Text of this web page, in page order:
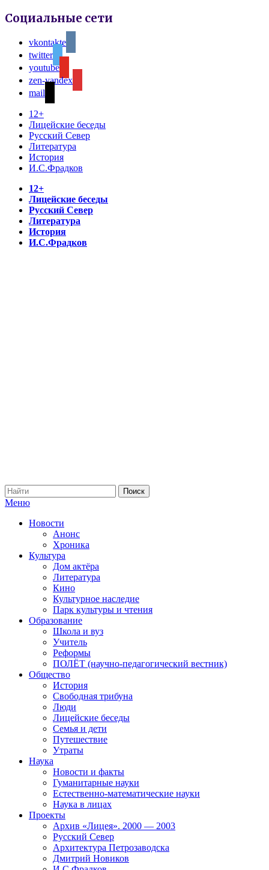
Социальные сети
vkontakte
twitter
youtube
zen-yandex
mail
12+
Лицейские беседы
Русский Север
Литература
История
И.С.Фрадков
12+
Лицейские беседы
Русский Север
Литература
История
И.С.Фрадков
Меню
Новости
Анонс
Хроника
Культура
Дом актёра
Литература
Кино
Культурное наследие
Парк культуры и чтения
Образование
Школа и вуз
Учитель
Реформы
ПОЛЁТ (научно-педагогический вестник)
Общество
История
Свободная трибуна
Люди
Лицейские беседы
Семья и дети
Путешествие
Утраты
Наука
Новости и факты
Гуманитарные науки
Естественно-математические науки
Наука в лицах
Проекты
Архив «Лицея». 2000 — 2003
Русский Север
Архитектура Петрозаводска
Дмитрий Новиков